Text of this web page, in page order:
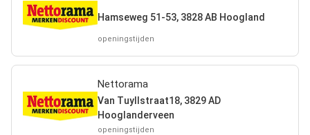
Hamseweg 51-53, 3828 AB Hoogland
openingstijden
Nettorama
Van Tuyllstraat18, 3829 AD
Hooglanderveen
openingstijden